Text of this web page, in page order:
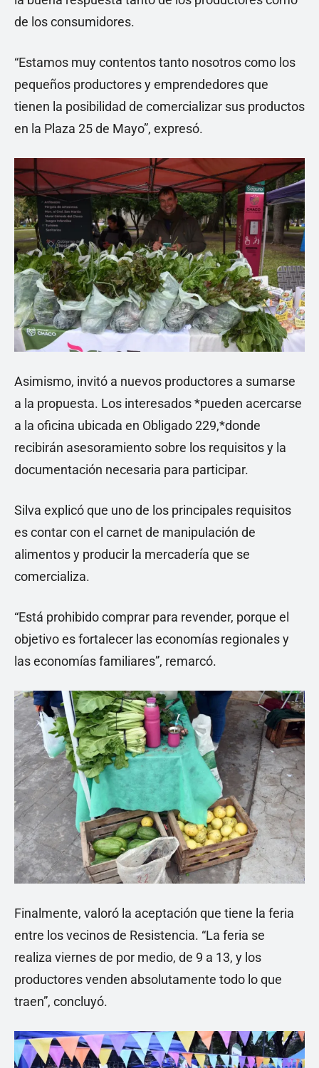
de los consumidores.
“Estamos muy contentos tanto nosotros como los
pequeños productores y emprendedores que
tienen la posibilidad de comercializar sus productos
en la Plaza 25 de Mayo”, expresó.
Asimismo, invitó a nuevos productores a sumarse
a la propuesta. Los interesados *pueden acercarse
a la oficina ubicada en Obligado 229,*donde
recibirán asesoramiento sobre los requisitos y la
documentación necesaria para participar.
Silva explicó que uno de los principales requisitos
es contar con el carnet de manipulación de
alimentos y producir la mercadería que se
comercializa.
“Está prohibido comprar para revender, porque el
objetivo es fortalecer las economías regionales y
las economías familiares”, remarcó.
Finalmente, valoró la aceptación que tiene la feria
entre los vecinos de Resistencia. “La feria se
realiza viernes de por medio, de 9 a 13, y los
productores venden absolutamente todo lo que
traen”, concluyó.